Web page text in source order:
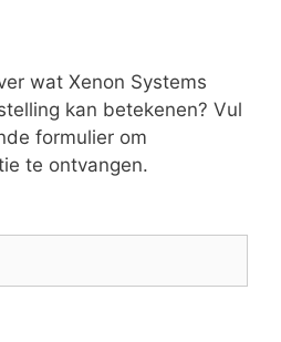
wat Xenon Systems
kan betekenen? Vul
formulier om
te ontvangen.